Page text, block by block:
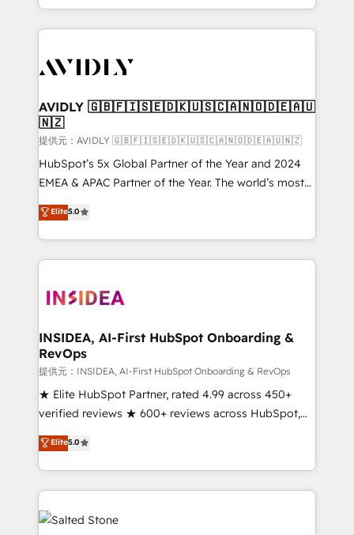
planning and hands-on technical execution - building
the operational foundation companies need to
Healthcare - Financial Services - Managed IT (MSP) -
we help: ✔️ Full HubSpot implementations and portal
optimization ✔️ Data migrations, CRM architecture,
and reporting foundations ✔️ Custom integrations
and workflow automation ✔️ User adoption
programs, training, and enablement Through project-
partnerships, we guide organizations through the
revenue maturity model - delivering the right
grows.
AVIDLY 🇬🇧🇫🇮🇸🇪🇩🇰🇺🇸🇨🇦🇳🇴🇩🇪🇦🇺
🇳🇿
提供元：AVIDLY 🇬🇧🇫🇮🇸🇪🇩🇰🇺🇸🇨🇦🇳🇴🇩🇪🇦🇺🇳🇿
HubSpot’s 5x Global Partner of the Year and 2024
EMEA & APAC Partner of the Year. The world’s most
experienced and fully accredited HubSpot Solutions
Partner. 🚀 With 2,750+ HubSpot projects delivered
and 370+ specialists across EMEA, APAC and NAM,
we de-risk complex CRM programmes and
multi-region migrations to AI-powered automation,
scale. 🏆 HubSpot’s CEO called us “the partner of the
future.” Others agree it is proof of trust built through
measurable impact.
Elite5.0
INSIDEA, AI-First HubSpot Onboarding &
RevOps
提供元：INSIDEA, AI-First HubSpot Onboarding & RevOps
★ Elite HubSpot Partner, rated 4.99 across 450+
verified reviews ★ 600+ reviews across HubSpot,
G2 & Clutch ★ 150+ in-house HubSpot-certified
experts ★ 1,500+ implementations across 25+
countries ★ AI-first, RevOps-led, onboarding-
obsessed INSIDEA helps growing companies turn
HubSpot into a revenue engine. We onboard your
team, migrate your data, and build AI-powered
Elite5.0